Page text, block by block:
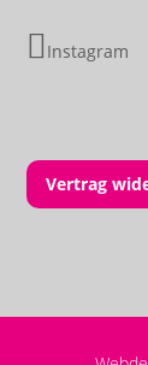
Instagram
Vertrag